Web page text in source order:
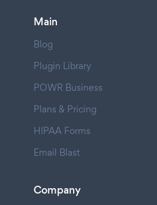
Main
Blog
Plugin Library
POWR Business
Plans & Pricing
HIPAA Forms
Email Blast
Company